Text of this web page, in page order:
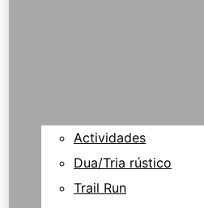
Actividades
Dua/Tria rústico
Trail Run